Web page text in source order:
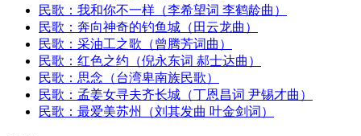
民歌：我和你不一样（李希望词 李鹤龄曲）
民歌：奔向神奇的钓鱼城（田云龙曲）
民歌：采油工之歌（曾腾芳词曲）
民歌：红色之约（倪永东词 郝士达曲）
民歌：思念（台湾卑南族民歌）
民歌：孟姜女寻夫齐长城（丁恩昌词 尹锡才曲）
民歌：最爱美苏州（刘其发曲 叶金剑词）